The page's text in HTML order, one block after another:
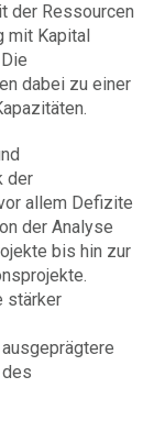
der Ressourcen
mit Kapital
dabei zu einer
der
allem Defizite
der Analyse
bis hin zur
stärker